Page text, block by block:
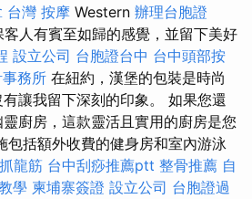
台灣 按摩 Western 辦理台胞證
客人有賓至如歸的感覺，並留下美好
設立公司 台胞證台中 台中頭部按
務所 在紐約，漢堡的包裝是時尚
讓我留下深刻的印象。 如果您還
廚房，這款靈活且實用的廚房是您
包括額外收費的健身房和室內游泳
龍筋 台中刮痧推薦ptt 整骨推薦 自
學 柬埔寨簽證 設立公司 台胞證過